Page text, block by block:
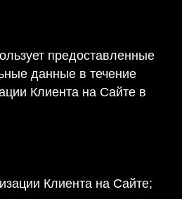
предоставленные
данные в течение
Клиента на Сайте в
Клиента на Сайте;